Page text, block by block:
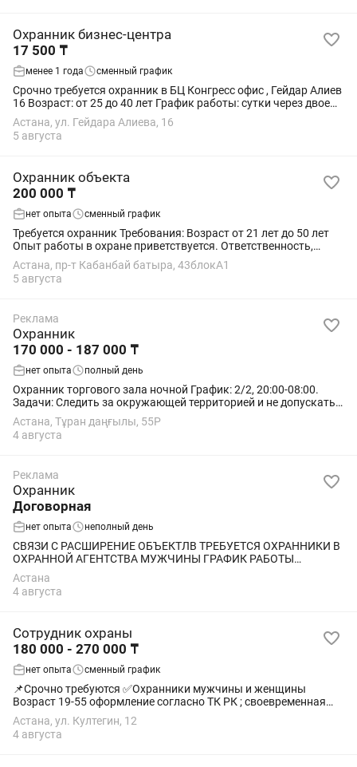
Охранник бизнес-центра
17 500 ₸
менее 1 года сменный график
Срочно требуется охранник в БЦ Конгресс офис , Гейдар Алиев
16 Возраст: от 25 до 40 лет График работы: сутки через двое
Время работы: с 08:00 до 08:00 следующего дня Оплата: 17500
тг за...
Астана, ул. Гейдара Алиева, 16
5 августа
Охранник объекта
200 000 ₸
нет опыта сменный график
Требуется охранник Требования: Возраст от 21 лет до 50 лет
Опыт работы в охране приветствуется. Ответственность,
дисциплинированность и пунктуальность. Отсутствие
судимости. Умение вежливо общаться...
Астана, пр-т Кабанбай батыра, 43блокA1
5 августа
Реклама
Охранник
170 000 - 187 000 ₸
нет опыта полный день
Охранник торгового зала ночной График: 2/2, 20:00-08:00.
Задачи: Следить за окружающей территорией и не допускать
вывоза неоплаченных товаров; Наблюдение за кассовыми
операциями, выполняемыми...
Астана, Тұран даңғылы, 55Р
4 августа
Реклама
Охранник
Договорная
нет опыта неполный день
СВЯЗИ С РАСШИРЕНИЕ ОБЪЕКТЛВ ТРЕБУЕТСЯ ОХРАННИКИ В
ОХРАННОЙ АГЕНТСТВА МУЖЧИНЫ ГРАФИК РАБОТЫ
СКОЛЬЗЯЩИЙ ЗАРАБОТНАЯ ПЛАТА СВОЕВРЕМЕННО БЕЗ
Астана
4 августа
Сотрудник охраны
180 000 - 270 000 ₸
нет опыта сменный график
📌Срочно требуются ✅Охранники мужчины и женщины
Возраст 19-55 оформление согласно ТК РК ; своевременная
выплата заработной платы; график работы сменный ,1/2: (по
24 часов: 08:00 до 08.00:...
Астана, ул. Култегин, 12
4 августа